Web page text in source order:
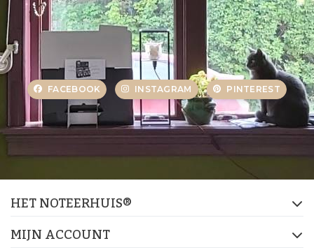
FACEBOOK INSTAGRAM PINTEREST
HET NOTEERHUIS®
MIJN ACCOUNT